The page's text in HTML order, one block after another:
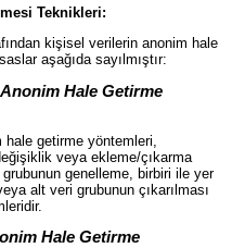
Teknikleri:
kişisel verilerin anonim hale
aşağıda sayılmıştır:
Hale Getirme
getirme yöntemleri,
veya ekleme/çıkarma
genelleme, birbiri ile yer
alt veri grubunun çıkarılması
Hale Getirme